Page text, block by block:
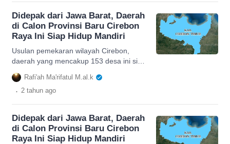
Didepak dari Jawa Barat, Daerah
di Calon Provinsi Baru Cirebon
Raya Ini Siap Hidup Mandiri
Usulan pemekaran wilayah Cirebon,
daerah yang mencakup 153 desa ini siap
hidup mandiri bersama calon provinsi
baru di Jawa Barat.
Rafi'ah Ma'rifatul M.al.k
. 2 tahun ago
Didepak dari Jawa Barat, Daerah
di Calon Provinsi Baru Cirebon
Raya Ini Siap Hidup Mandiri